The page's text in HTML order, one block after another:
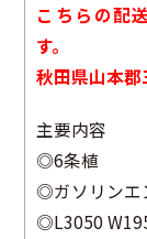
こちらの配
す。
秋田県山本郡
主要内容
◎6条植
◎ガソリンエ
◎L3050